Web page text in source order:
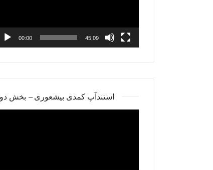
00:00 45:09
استندآپ کمدی بیشعوری – بخش